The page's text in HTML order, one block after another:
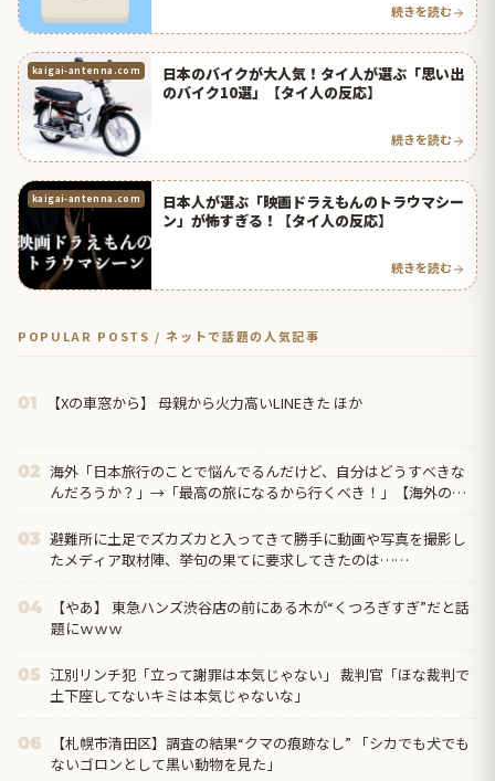
続きを読む
kaigai-antenna.com
日本のバイクが大人気！タイ人が選ぶ「思い出
のバイク10選」【タイ人の反応】
続きを読む
kaigai-antenna.com
日本人が選ぶ「映画ドラえもんのトラウマシー
ン」が怖すぎる！【タイ人の反応】
続きを読む
POPULAR POSTS / ネットで話題の人気記事
01 【Xの車窓から】 母親から火力高いLINEきた ほか
02 海外「日本旅行のことで悩んでるんだけど、自分はどうすべきな
んだろうか？」→「最高の旅になるから行くべき！」【海外の反
03 避難所に土足でズカズカと入ってきて勝手に動画や写真を撮影し
たメディア取材陣、挙句の果てに要求してきたのは……
04
【やあ】 東急ハンズ渋谷店の前にある木が“くつろぎすぎ”だと話
題にｗｗｗ
05 江別リンチ犯「立って謝罪は本気じゃない」 裁判官「ほな裁判で
土下座してないキミは本気じゃないな」
06
【札幌市清田区】調査の結果“クマの痕跡なし” 「シカでも犬でも
ないゴロンとして黒い動物を見た」